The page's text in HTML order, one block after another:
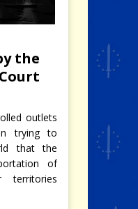
the
outlets
trying to
that the
of
territories